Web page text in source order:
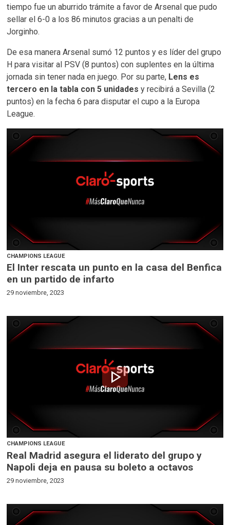
tiempo fue un aburrido trámite a favor de Arsenal que pudo
sellar el 6-0 a los 86 minutos gracias a un penalti de
Jorginho.
De esa manera Arsenal sumó 12 puntos y es líder del grupo
H para visitar al PSV (8 puntos) con suplentes en la última
jornada sin tener nada en juego. Por su parte, Lens es
tercero en la tabla con 5 unidades y recibirá a Sevilla (2
puntos) en la fecha 6 para disputar el cupo a la Europa
League.
CHAMPIONS LEAGUE
El Inter rescata un punto en la casa del Benfica
en un partido de infarto
29 noviembre, 2023
play_arrow
CHAMPIONS LEAGUE
Real Madrid asegura el liderato del grupo y
Napoli deja en pausa su boleto a octavos
29 noviembre, 2023